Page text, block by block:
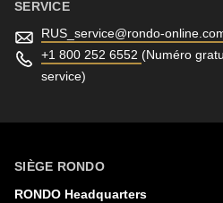
SERVICE
RUS_service@rondo-
+1 800 252 6552 (Numéro
service)
SIÈGE RONDO
RONDO Headquarters